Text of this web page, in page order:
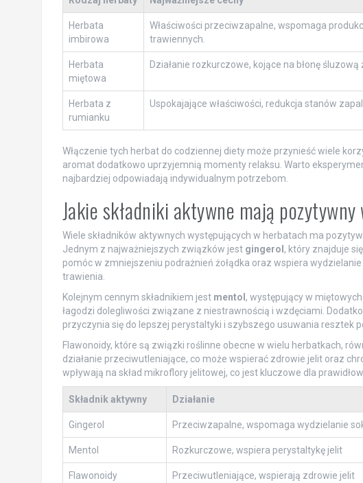
Herbata
imbirowa
Właściwości przeciwzapalne, wspomaga
trawiennych.
Herbata
miętowa
Działanie rozkurczowe, kojące na błonę śluzową
Herbata z
rumianku
Uspokajające właściwości, redukcja stanów
Włączenie tych herbat do codziennej diety może przynieść wiele
aromat dodatkowo uprzyjemnią momenty relaksu. Warto
najbardziej odpowiadają indywidualnym potrzebom.
Jakie składniki aktywne mają
Wiele składników aktywnych występujących w herbatach ma
Jednym z najważniejszych związków jestgingerol, który znajduje
pomóc w zmniejszeniu podrażnień żołądka oraz wspiera
trawienia.
Kolejnym cennym składnikiem jestmentol, występujący w
łagodzi dolegliwości związane z niestrawnością i wzdęciami.
przyczynia się do lepszej perystaltyki i szybszego usuwania resztek
Flawonoidy, które są związki roślinne obecne w wielu herbatkach,
działanie przeciwutleniające, co może wspierać zdrowie jelit oraz
wpływają na skład mikroflory jelitowej, co jest kluczowe dla
Składnik aktywny Działanie
Gingerol Przeciwzapalne, wspomaga wydzielanie
Mentol Rozkurczowe, wspiera perystaltykę jelit
Flawonoidy Przeciwutleniające, wspierają zdrowie jelit